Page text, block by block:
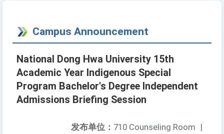
Campus Announcement
National Dong Hwa University 15th
Academic Year Indigenous Special
Program Bachelor's Degree Independent
Admissions Briefing Session
发布单位： 710 Counseling Room |